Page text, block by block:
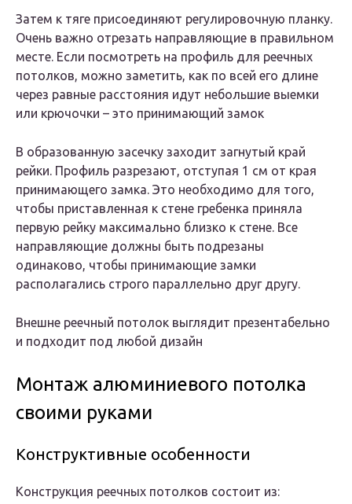
Затем к тяге присоединяют регулировочную планку.
Очень важно отрезать направляющие в правильном
месте. Если посмотреть на профиль для реечных
потолков, можно заметить, как по всей его длине
через равные расстояния идут небольшие выемки
или крючочки – это принимающий замок
В образованную засечку заходит загнутый край
рейки. Профиль разрезают, отступая 1 см от края
принимающего замка. Это необходимо для того,
чтобы приставленная к стене гребенка приняла
первую рейку максимально близко к стене. Все
направляющие должны быть подрезаны
одинаково, чтобы принимающие замки
располагались строго параллельно друг другу.
Внешне реечный потолок выглядит презентабельно
и подходит под любой дизайн
Монтаж алюминиевого потолка
своими руками
Конструктивные особенности
Конструкция реечных потолков состоит из: